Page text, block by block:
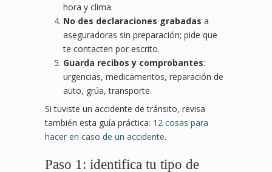
hora y clima.
No des declaraciones grabadas a
aseguradoras sin preparación; pide que
te contacten por escrito.
Guarda recibos y comprobantes:
urgencias, medicamentos, reparación de
auto, grúa, transporte.
Si tuviste un accidente de tránsito, revisa
también esta guía práctica: 12 cosas para
hacer en caso de un accidente.
Paso 1: identifica tu tipo de